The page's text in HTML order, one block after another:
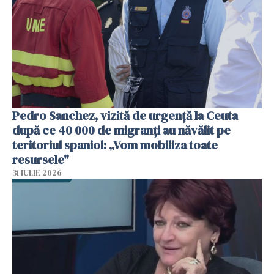
Pedro Sanchez, vizită de urgență la Ceuta
după ce 40 000 de migranți au năvălit pe
teritoriul spaniol: „Vom mobiliza toate
resursele"
31 IULIE 2026